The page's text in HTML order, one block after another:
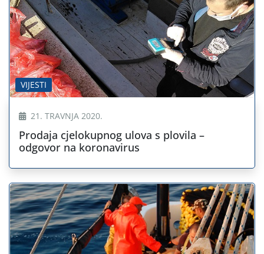
VIJESTI
21. TRAVNJA 2020.
Prodaja cjelokupnog ulova s plovila –
odgovor na koronavirus